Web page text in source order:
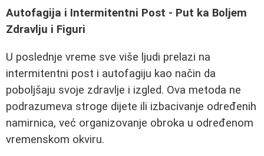
Autofagija i Intermitentni Post - Put ka Boljem
Zdravlju i Figuri
U poslednje vreme sve više ljudi prelazi na
intermitentni post i autofagiju kao način da
poboljšaju svoje zdravlje i izgled. Ova metoda ne
podrazumeva stroge dijete ili izbacivanje određenih
namirnica, već organizovanje obroka u određenom
vremenskom okviru.